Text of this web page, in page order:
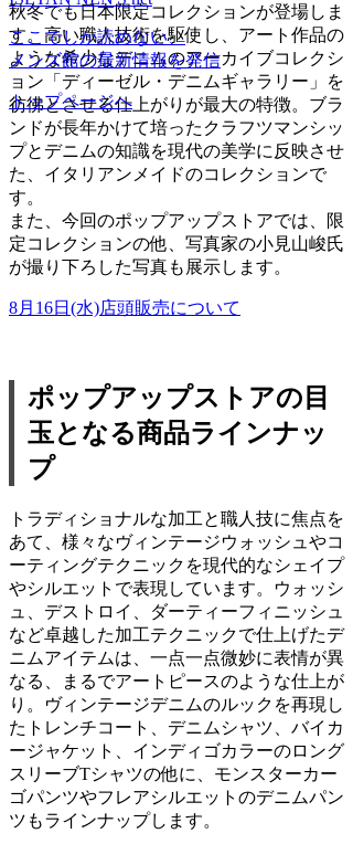
秋冬でも日本限定コレクションが登場しま
す。高い職人技術を駆使し、アート作品の
ような希少なデニムのアーカイブコレクシ
ョン「ディーゼル・デニムギャラリー」を
彷彿とさせる仕上がりが最大の特徴。ブラ
ンドが長年かけて培ったクラフツマンシッ
プとデニムの知識を現代の美学に反映させ
た、イタリアンメイドのコレクションで
す。
また、今回のポップアップストアでは、限
定コレクションの他、写真家の小見山峻氏
が撮り下ろした写真も展示します。
8月16日(水)店頭販売について
ポップアップストアの目
玉となる商品ラインナッ
プ
トラディショナルな加工と職人技に焦点を
あて、様々なヴィンテージウォッシュやコ
ーティングテクニックを現代的なシェイプ
やシルエットで表現しています。ウォッシ
ュ、デストロイ、ダーティーフィニッシュ
など卓越した加工テクニックで仕上げたデ
ニムアイテムは、一点一点微妙に表情が異
なる、まるでアートピースのような仕上が
り。ヴィンテージデニムのルックを再現し
たトレンチコート、デニムシャツ、バイカ
ージャケット、インディゴカラーのロング
スリーブTシャツの他に、モンスターカー
ゴパンツやフレアシルエットのデニムパン
ツもラインナップします。
ここでしか読めない、
メンズ館の最新情報を発信
トップページへ